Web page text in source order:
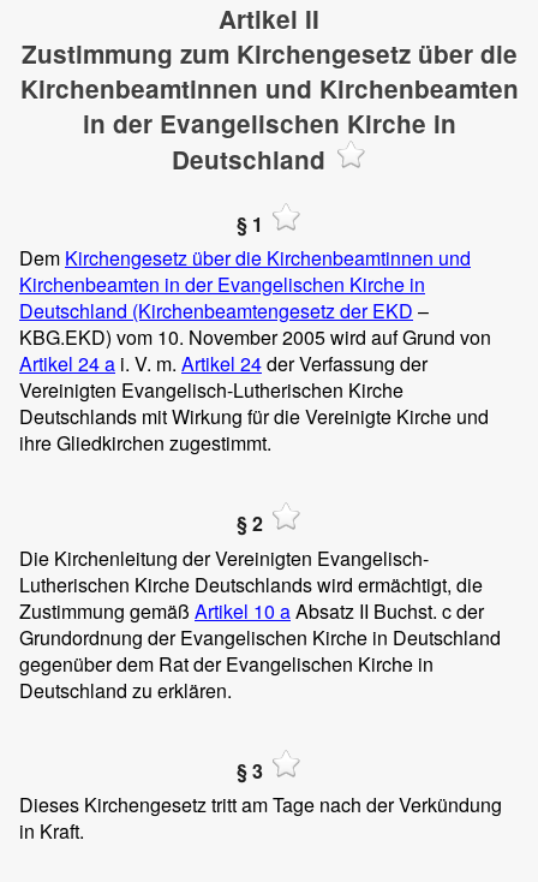
Artikel II
Zustimmung zum Kirchengesetz über die
Kirchenbeamtinnen und Kirchenbeamten
in der Evangelischen Kirche in
Deutschland
§ 1
Dem Kirchengesetz über die Kirchenbeamtinnen und
Kirchenbeamten in der Evangelischen Kirche in
Deutschland (Kirchenbeamtengesetz der EKD –
KBG.EKD) vom 10. November 2005 wird auf Grund von
Artikel 24 a i. V. m. Artikel 24der Verfassung der
Vereinigten Evangelisch-Lutherischen Kirche
Deutschlands mit Wirkung für die Vereinigte Kirche und
ihre Gliedkirchen zugestimmt.
§ 2
Die Kirchenleitung der Vereinigten Evangelisch-
Lutherischen Kirche Deutschlands wird ermächtigt, die
Zustimmung gemäß Artikel 10 aAbsatz II Buchst. c der
Grundordnung der Evangelischen Kirche in Deutschland
gegenüber dem Rat der Evangelischen Kirche in
Deutschland zu erklären.
§ 3
Dieses Kirchengesetz tritt am Tage nach der Verkündung
in Kraft.